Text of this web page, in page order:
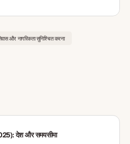
और नागरिकता सुनिश्चित करना
देश और समयसीमा